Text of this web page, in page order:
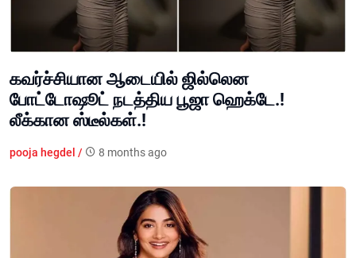
கவர்ச்சியான ஆடையில் ஜில்லென
போட்டோஷூட் நடத்திய பூஜா ஹெக்டே.!
லீக்கான ஸ்டீல்கள்.!
pooja hegdel / 8 months ago